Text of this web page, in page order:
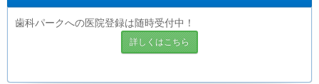
歯科パークへの医院登録は随時受付中！
詳しくはこちら